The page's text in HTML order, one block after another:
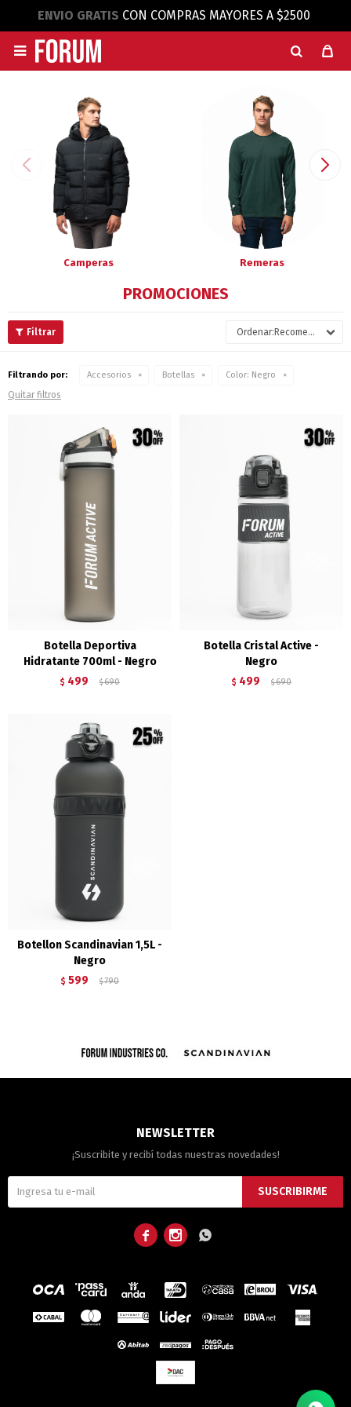
ENVIO GRATIS CON COMPRAS MAYORES A $2500

Camperas Remeras
PROMOCIONES
Recomendados
Filtrando por: Accesorios Botellas Color: Negro
Quitar filtros
Botella Deportiva
Hidratante 700ml - Negro
$ 499 $ 690
Botella Cristal Active -
Negro
$ 499 $ 690
Botellon Scandinavian 1,5L -
Negro
$ 599 $ 790
NEWSLETTER
¡Suscribite y recibí todas nuestras novedades!
SUSCRIBIRME
  